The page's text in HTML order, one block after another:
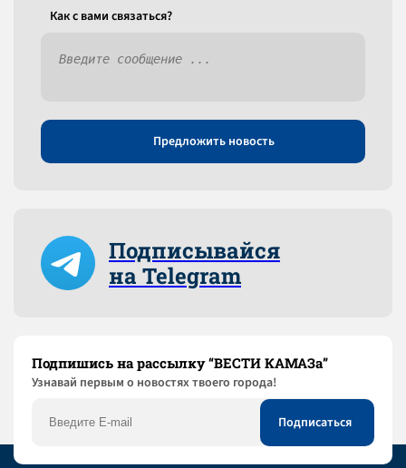
Как c вами связаться?
Предложить новость
Подписывайся
на Telegram
Подпишись на рассылку “ВЕСТИ КАМАЗа”
Узнaвай первым о новостях твоего города!